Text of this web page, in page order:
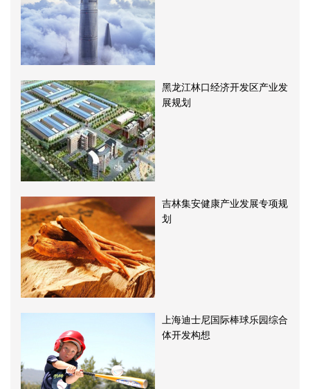
黑龙江林口经济开发区产业发
展规划
吉林集安健康产业发展专项规
划
上海迪士尼国际棒球乐园综合
体开发构想